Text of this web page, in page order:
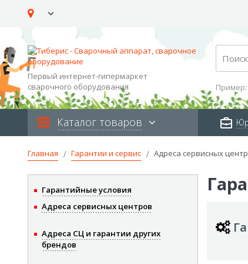
Первый интернет-гипермаркет
сварочного оборудования
Search
Пример:
Каталог товаров
Главная Гарантии и сервис Адреса сервисных
Гарантийные условия
Адреса сервисных центров
Адреса СЦ и гарантии других
брендов